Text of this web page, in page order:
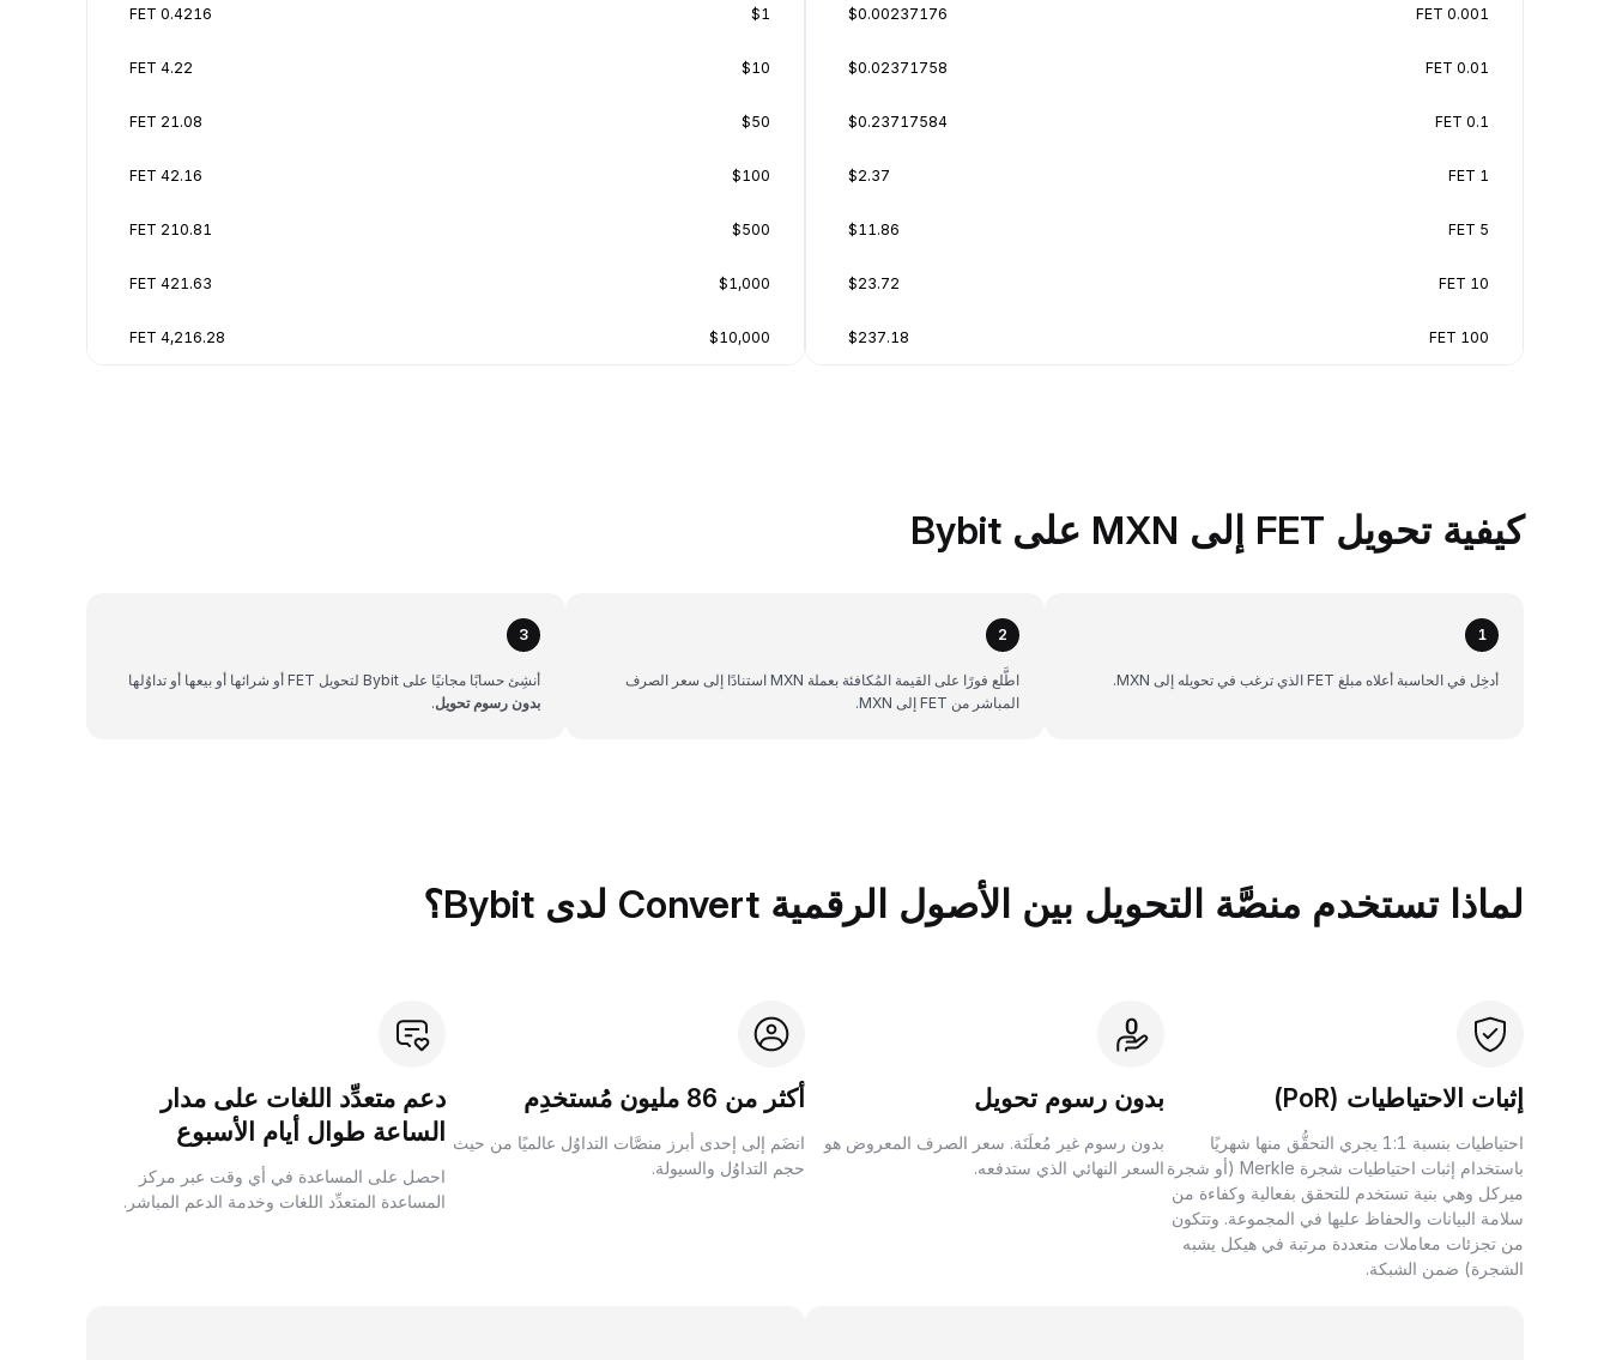
0.001 FET
$0.00237176
0.01 FET
$0.02371758
0.1 FET
$0.23717584
1 FET
$2.37
5 FET
$11.86
10 FET
$23.72
100 FET
$237.18
$1
0.4216 FET
$10
4.22 FET
$50
21.08 FET
$100
42.16 FET
$500
210.81 FET
$1,000
421.63 FET
$10,000
4,216.28 FET
كيفية تحويل FET إلى MXN على Bybit
1
أدخِل في الحاسبة أعلاه مبلغ FET الذي ترغب في تحويله إلى MXN.
2
اطَّلع فورًا على القيمة المُكافئة بعملة MXN استنادًا إلى سعر الصرف
المباشر من FET إلى MXN.
3
أنشِئ حسابًا مجانيًا على Bybit لتحويل FET أو شرائها أو بيعها أو تداوُلها
بدون رسوم تحويل.
لماذا تستخدم منصَّة التحويل بين الأصول الرقمية Convert لدى Bybit؟
إثبات الاحتياطيات (PoR)
احتياطيات بنسبة 1:1 يجري التحقُّق منها شهريًا
باستخدام إثبات احتياطيات شجرة Merkle (أو شجرة
ميركل وهي بنية تستخدم للتحقق بفعالية وكفاءة من
سلامة البيانات والحفاظ عليها في المجموعة. وتتكون
من تجزئات معاملات متعددة مرتبة في هيكل يشبه
الشجرة) ضمن الشبكة.
بدون رسوم تحويل
بدون رسوم غير مُعلَنَة. سعر الصرف المعروض هو
السعر النهائي الذي ستدفعه.
أكثر من 86 مليون مُستخدِم
انضَم إلى إحدى أبرز منصَّات التداوُل عالميًا من حيث
حجم التداوُل والسيولة.
دعم متعدِّد اللغات على مدار
الساعة طوال أيام الأسبوع
احصل على المساعدة في أي وقت عبر مركز
المساعدة المتعدِّد اللغات وخدمة الدعم المباشر.